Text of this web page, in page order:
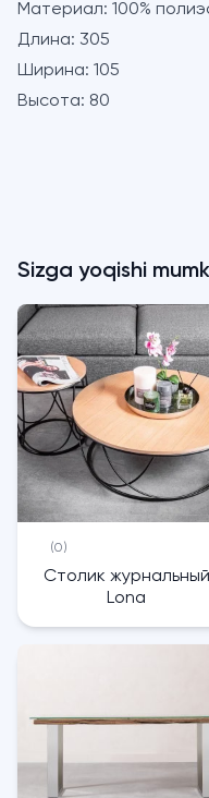
Материал: 100%
Длина: 305
Ширина: 105
Высота: 80
Sizga yoqishi
(0)
Столик журнальный
Lona